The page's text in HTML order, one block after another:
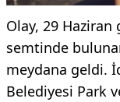
Olay, 29 Haziran
semtinde
meydana geldi.
Belediyesi Park